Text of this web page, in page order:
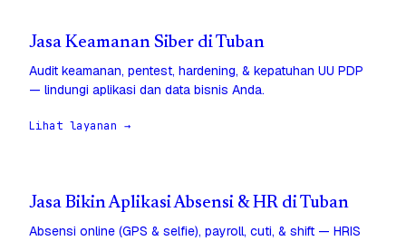
Jasa Keamanan Siber di Tuban
Audit keamanan, pentest, hardening, & kepatuhan UU PDP
— lindungi aplikasi dan data bisnis Anda.
Lihat layanan →
Jasa Bikin Aplikasi Absensi & HR di Tuban
Absensi online (GPS & selfie), payroll, cuti, & shift — HRIS